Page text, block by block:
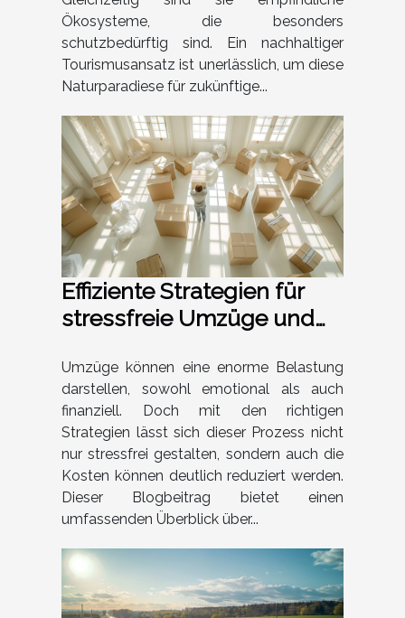
Ökosysteme, die besonders
schutzbedürftig sind. Ein nachhaltiger
Tourismusansatz ist unerlässlich, um diese
Naturparadiese für zukünftige...
Effiziente Strategien für
stressfreie Umzüge und
Umzüge können eine enorme Belastung
darstellen, sowohl emotional als auch
finanziell. Doch mit den richtigen
Strategien lässt sich dieser Prozess nicht
nur stressfrei gestalten, sondern auch die
Kosten können deutlich reduziert werden.
Dieser Blogbeitrag bietet einen
umfassenden Überblick über...